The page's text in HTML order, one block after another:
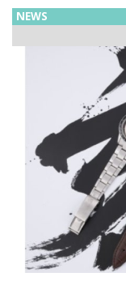
NEWS